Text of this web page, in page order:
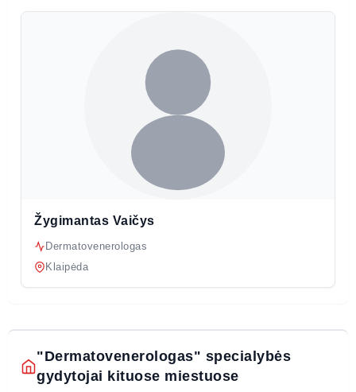
Žygimantas Vaičys
Dermatovenerologas
Klaipėda
"Dermatovenerologas" specialybės
gydytojai kituose miestuose